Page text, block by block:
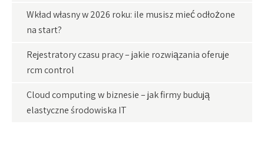
Wkład własny w 2026 roku: ile musisz mieć odłożone
na start?
Rejestratory czasu pracy – jakie rozwiązania oferuje
rcm control
Cloud computing w biznesie – jak firmy budują
elastyczne środowiska IT